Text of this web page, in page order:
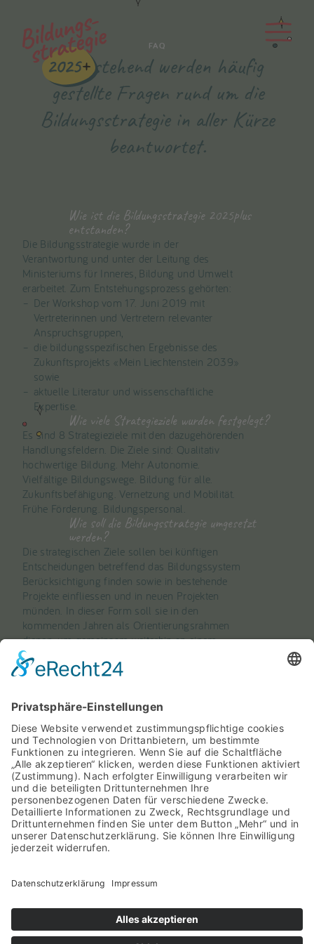
FAQ
Nachstehend werden häufig
gestellte Fragen rund um die
Bildungsstrategie in aller Kürze
beantwortet.
Wie ist die Bildungsstrategie 2025plus
entstanden?
Die Bildungsstrategie wurde in der
Verantwortung und unter der Leitung des
Ministeriums für Inneres, Bildung und Umwelt
erarbeitet. Zum Entstehungsprozess gehörten:
Der Workshop vom 17. Juni 2019 mit
Vertreterinnen und Vertretern relevanter
Anspruchsgruppen,
die bildungsspezifischen Ergebnisse des
Zukunftsprojekts «Mein Liechtenstein 2039»
sowie
aktuelle Literatur und wissenschaftliche
Expertise.
Wie viele Strategieziele wurden festgelegt?
Es sind 8 Strategieziele mit den dazugehörenden
Handlungsfeldern. Die Ziele sind: Qualitativ
hochwertige Bildung. Mehr Autonomie.
Vielfältige Bildungswege. Bildung für alle.
Zukunftsbefähigung. Vernetzung und Mobilität.
Frühe Förderung. Bildungspersonal.
Wie soll die Bildungsstrategie umgesetzt
werden?
Die strategischen Ziele sollen bei künftigen
Entscheidungen betreffend das Bildungssystem
Berücksichtigung finden sowie in bestehende
Projekte einfliessen und in neuen Projekten
münden. In dieser Form soll sie in den
kommenden Jahren als Orientierungsrahmen
dienen, um gemeinsam weiterhin an einem
Strang zu ziehen.
Wie wird überprüft, ob die Ziele erreicht
sogenannten Bildungsbericht geben. Die
Regierung hat das Liechtenstein-Institut
beauftragt, ein langfristig angelegtes
Bildungsmonitoring aufzubauen. Die
Zielerreichung wird anhand der Effektivität, der
Effizienz und der Equity (Chancengerechtigkeit)
gemessen.
Ministerium für Äusseres, Bildung und Sport